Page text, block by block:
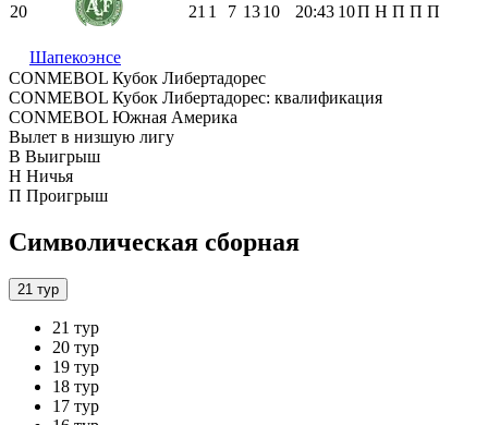
20
Шапекоэнсе
21 1 7 1310 20:43 10П Н П П П
CONMEBOL Кубок Либертадорес
CONMEBOL Кубок Либертадорес: квалификация
CONMEBOL Южная Америка
Вылет в низшую лигу
В Выигрыш
Н Ничья
П Проигрыш
Символическая сборная
21 тур
21 тур
20 тур
19 тур
18 тур
17 тур